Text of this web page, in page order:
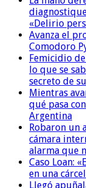
«Delirio
Avanza el
Comodoro
Femicidio
lo que se
secreto de
Mientras
qué pasa
Argentina
Robaron un
cámara
alarma que
Caso Loan:
en una
Llegó